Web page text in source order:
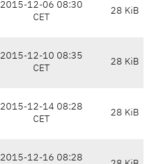
2015-12-06 08:30
CET
28 KiB
2015-12-10 08:35
CET
28 KiB
2015-12-14 08:28
CET
28 KiB
2015-12-16 08:28